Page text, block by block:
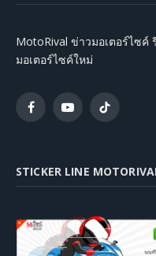
MotoRival ข่าวมอเตอร์ไซค์
มอเตอร์ไซค์ใหม่
FacebookYouTubeTikTok
STICKER LINE